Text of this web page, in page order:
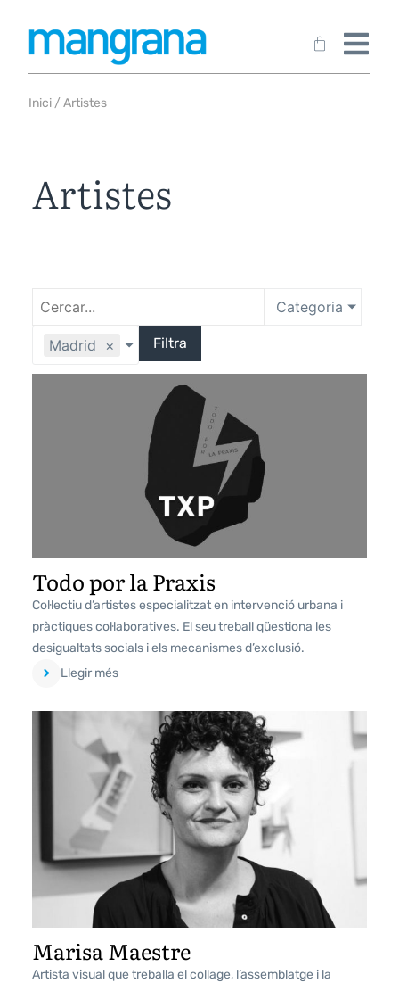
Inici / Artistes
Artistes
Categoria
Madrid × Filtra
Todo por la Praxis
Col·lectiu d’artistes especialitzat en intervenció urbana i
pràctiques col·laboratives. El seu treball qüestiona les
desigualtats socials i els mecanismes d’exclusió.
Llegir més
Marisa Maestre
Artista visual que treballa el collage, l’assemblatge i la